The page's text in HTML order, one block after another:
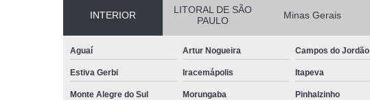
INTERIOR
LITORAL DE SÃO
PAULO
Minas Gerais
Aguaí Artur Nogueira Campos do Jordão
Estiva Gerbi Iracemápolis Itapeva
Monte Alegre do Sul Morungaba Pinhalzinho